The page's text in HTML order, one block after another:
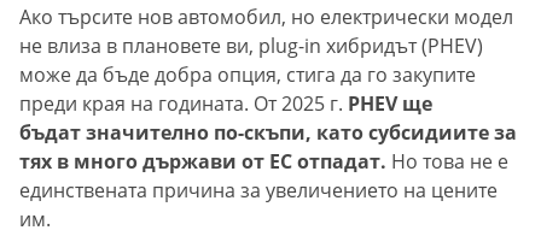
Ако търсите нов автомобил, но електрически модел
не влиза в плановете ви, plug-in хибридът (PHEV)
може да бъде добра опция, стига да го закупите
преди края на годината. От 2025 г. PHEV ще
бъдат значително по-скъпи, като субсидиите за
тях в много държави от ЕС отпадат. Но това не е
единствената причина за увеличението на цените
им.